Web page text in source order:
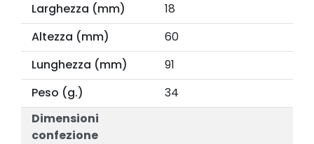
Larghezza (mm)
18
Altezza (mm)
60
Lunghezza (mm)
91
Peso (g.)
34
Dimensioni
confezione